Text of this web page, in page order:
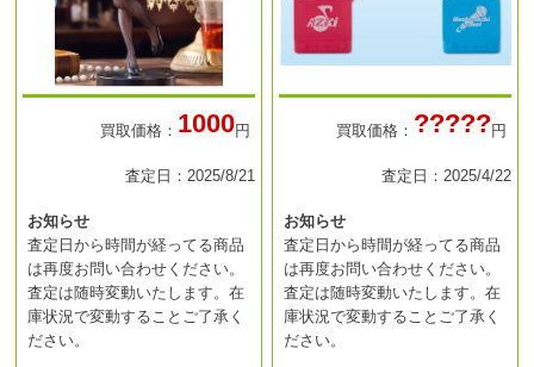
買取価格： 1000円
査定日：2025/8/21
お知らせ
査定日から時間が経ってる商品
は再度お問い合わせください。
査定は随時変動いたします。在
庫状況で変動することご了承く
ださい。
買取価格： ?????円
査定日：2025/4/22
お知らせ
査定日から時間が経ってる商品
は再度お問い合わせください。
査定は随時変動いたします。在
庫状況で変動することご了承く
ださい。